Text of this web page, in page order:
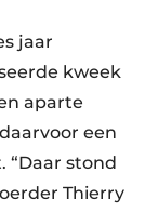
jaar
kweek
aparte
een
“Daar stond
Thierry